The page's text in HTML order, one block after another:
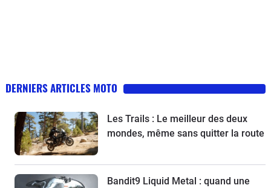
DERNIERS ARTICLES MOTO
Les Trails : Le meilleur des deux
mondes, même sans quitter la route
Bandit9 Liquid Metal : quand une